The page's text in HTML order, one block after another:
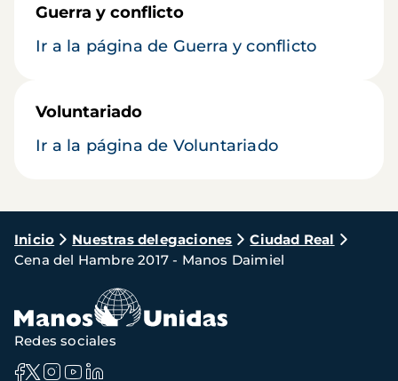
Guerra y conflicto
Ir a la página de Guerra y conflicto
Voluntariado
Ir a la página de Voluntariado
Ruta
de
navegación
Inicio Nuestras delegaciones
Ciudad Real
Cena del Hambre 2017 - Manos Daimiel
Redes sociales